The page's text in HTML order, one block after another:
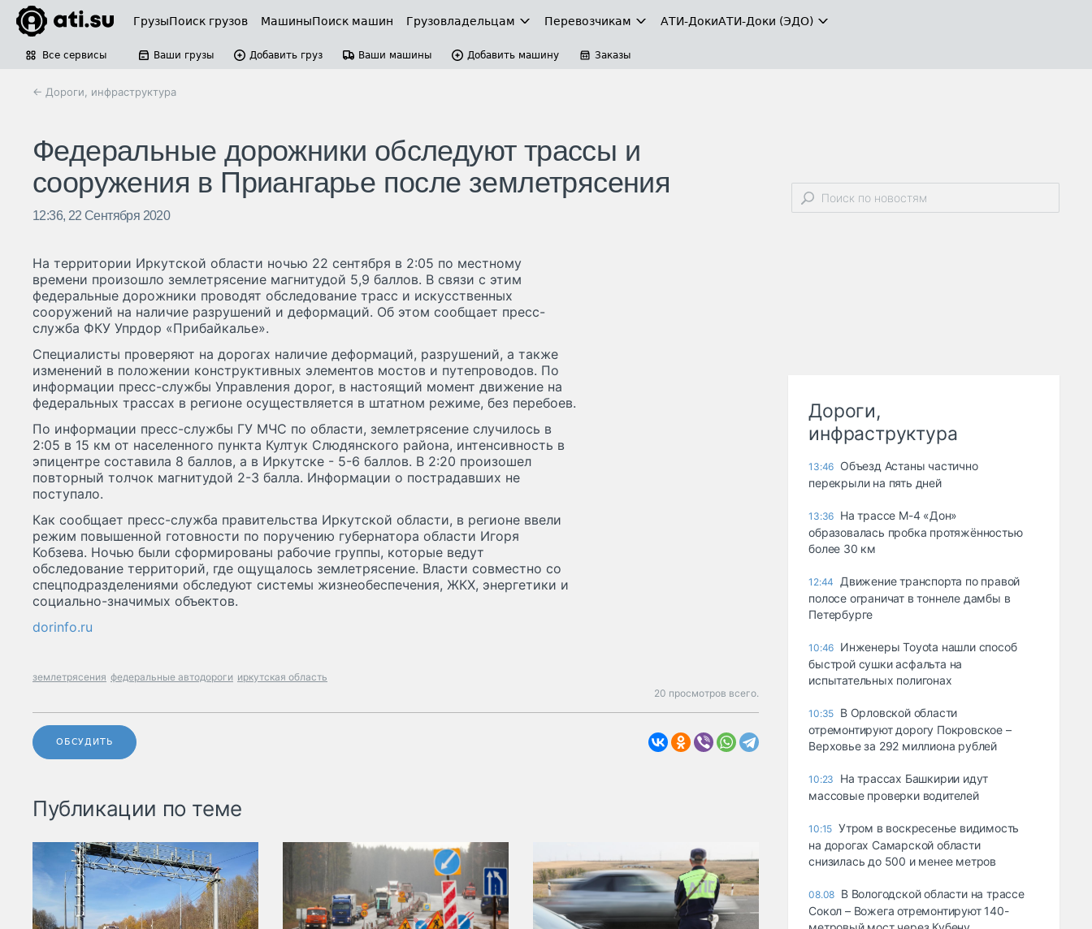
ГрузыПоиск грузов МашиныПоиск машин Грузовладельцам Перевозчикам АТИ-ДокиАТИ-Доки (ЭДО)
Все сервисы Ваши грузы Добавить груз Ваши машины Добавить машину Заказы
← Дороги, инфраструктура
Федеральные дорожники обследуют трассы и
сооружения в Приангарье после землетрясения
12:36, 22 Сентября 2020
На территории Иркутской области ночью 22 сентября в 2:05 по местному
времени произошло землетрясение магнитудой 5,9 баллов. В связи с этим
федеральные дорожники проводят обследование трасс и искусственных
сооружений на наличие разрушений и деформаций. Об этом сообщает пресс-
служба ФКУ Упрдор «Прибайкалье».
Специалисты проверяют на дорогах наличие деформаций, разрушений, а также
изменений в положении конструктивных элементов мостов и путепроводов. По
информации пресс-службы Управления дорог, в настоящий момент движение на
федеральных трассах в регионе осуществляется в штатном режиме, без перебоев.
По информации пресс-службы ГУ МЧС по области, землетрясение случилось в
2:05 в 15 км от населенного пункта Култук Слюдянского района, интенсивность в
эпицентре составила 8 баллов, а в Иркутске - 5-6 баллов. В 2:20 произошел
повторный толчок магнитудой 2-3 балла. Информации о пострадавших не
поступало.
Как сообщает пресс-служба правительства Иркутской области, в регионе ввели
режим повышенной готовности по поручению губернатора области Игоря
Кобзева. Ночью были сформированы рабочие группы, которые ведут
обследование территорий, где ощущалось землетрясение. Власти совместно со
спецподразделениями обследуют системы жизнеобеспечения, ЖКХ, энергетики и
социально-значимых объектов.
dorinfo.ru
землетрясения федеральные автодороги иркутская область
20 просмотров всего.
ОБСУДИТЬ
Публикации по теме
Дороги,
инфраструктура
13:46 Объезд Астаны частично
перекрыли на пять дней
13:36 На трассе М-4 «Дон»
образовалась пробка протяжённостью
более 30 км
12:44
Движение транспорта по правой
полосе ограничат в тоннеле дамбы в
Петербурге
10:46 Инженеры Toyota нашли способ
быстрой сушки асфальта на
испытательных полигонах
10:35 В Орловской области
отремонтируют дорогу Покровское –
Верховье за 292 миллиона рублей
10:23
На трассах Башкирии идут
массовые проверки водителей
10:15 Утром в воскресенье видимость
на дорогах Самарской области
снизилась до 500 и менее метров
08.08 В Вологодской области на трассе
Сокол – Вожега отремонтируют 140-